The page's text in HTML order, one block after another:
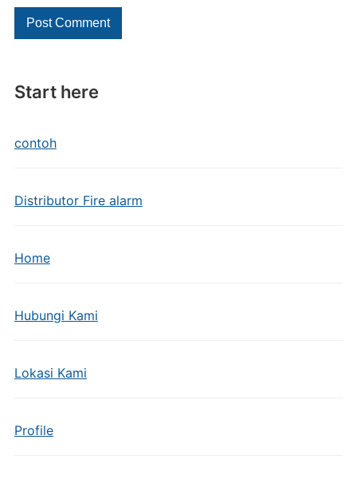
Start here
contoh
Distributor Fire alarm
Home
Hubungi Kami
Lokasi Kami
Profile